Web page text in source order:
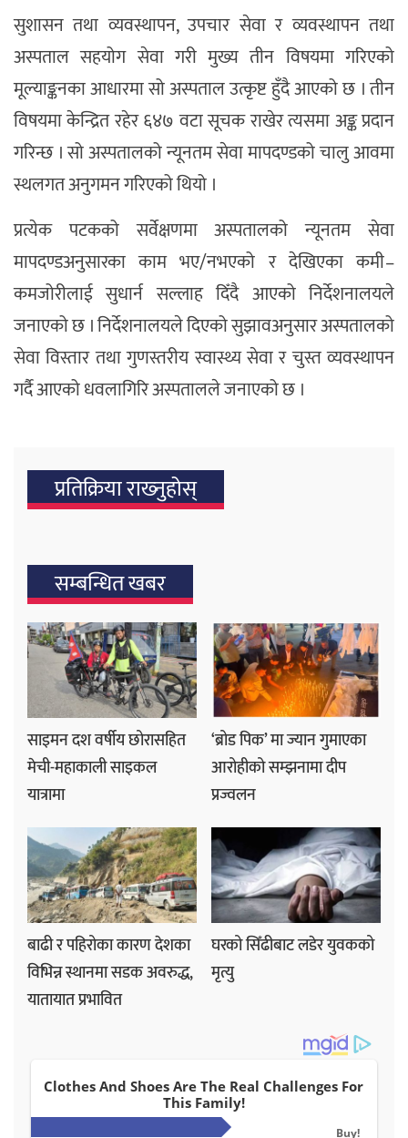
सुशासन तथा व्यवस्थापन, उपचार सेवा र व्यवस्थापन तथा
अस्पताल सहयोग सेवा गरी मुख्य तीन विषयमा गरिएको
मूल्याङ्कनका आधारमा सो अस्पताल उत्कृष्ट हुँदै आएको छ । तीन
विषयमा केन्द्रित रहेर ६४७ वटा सूचक राखेर त्यसमा अङ्क प्रदान
गरिन्छ । सो अस्पतालको न्यूनतम सेवा मापदण्डको चालु आवमा
स्थलगत अनुगमन गरिएको थियो ।
प्रत्येक पटकको सर्वेक्षणमा अस्पतालको न्यूनतम सेवा
मापदण्डअनुसारका काम भए/नभएको र देखिएका कमी–
कमजोरीलाई सुधार्न सल्लाह दिँदै आएको निर्देशनालयले
जनाएको छ । निर्देशनालयले दिएको सुझावअनुसार अस्पतालको
सेवा विस्तार तथा गुणस्तरीय स्वास्थ्य सेवा र चुस्त व्यवस्थापन
गर्दै आएको धवलागिरि अस्पतालले जनाएको छ ।
प्रतिक्रिया राख्‍नुहोस्
सम्बन्धित खबर
साइमन दश वर्षीय छोरासहित
मेची-महाकाली साइकल
यात्रामा
‘ब्रोड पिक’ मा ज्यान गुमाएका
आरोहीको सम्झनामा दीप
प्रज्वलन
बाढी र पहिरोका कारण देशका
विभिन्न स्थानमा सडक अवरुद्ध,
यातायात प्रभावित
घरको सिँढीबाट लडेर युवकको
मृत्यु